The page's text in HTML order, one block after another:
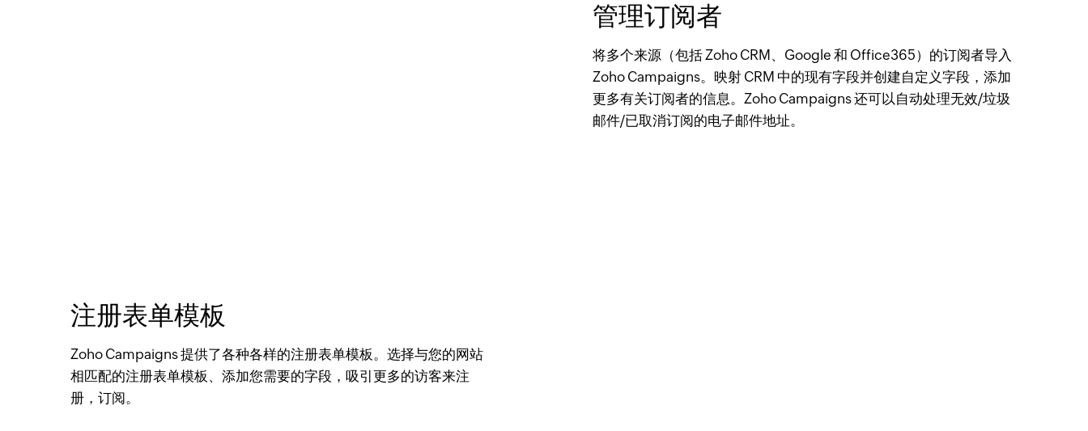
管理订阅者
将多个来源（包括 Zoho CRM、Google 和 Office365）的订阅者导入
Zoho Campaigns。映射 CRM 中的现有字段并创建自定义字段，添加
更多有关订阅者的信息。Zoho Campaigns 还可以自动处理无效/垃圾
邮件/已取消订阅的电子邮件地址。
注册表单模板
Zoho Campaigns 提供了各种各样的注册表单模板。选择与您的网站
相匹配的注册表单模板、添加您需要的字段，吸引更多的访客来注
册，订阅。